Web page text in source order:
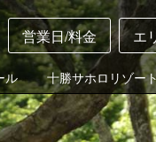
営業日/料金 エ
ル 十勝サホロリゾー